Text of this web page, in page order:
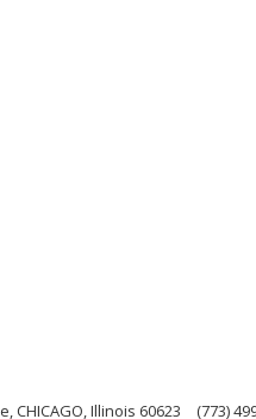
CHICAGO, Illinois 60623 (773)